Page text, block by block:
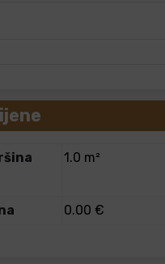
1.0 m²
0.00 €